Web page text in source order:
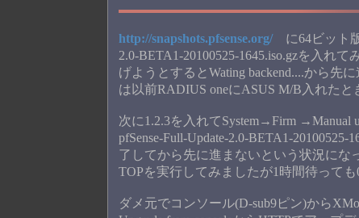
http://snapshots.pfsense.org/に64ビット版
2.0-BETA1-20100525-1645.iso.gzを入れ
げようとするとWating backend....から先
は以前RADIUS oneにASUS M/B入れたと
次に1.2.3を入れてSystem→Firm →Manual
pfSense-Full-Update-2.0-BETA1-
了してから先に進まないという状況にな
TOPを実行してみましたが1時間待っても
ダメ元でコンソール(D-sub9ピン)から